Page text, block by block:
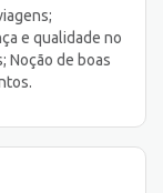
e qualidade no
Noção de boas